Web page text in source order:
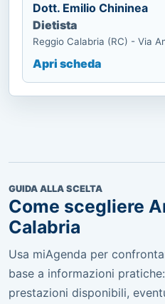
Dott. Emilio Chininea
Dietista
Reggio Calabria (RC) - Via
Apri scheda
GUIDA ALLA SCELTA
Come scegliere
Calabria
Usa miAgenda per
base a informazioni
prestazioni disponibili,